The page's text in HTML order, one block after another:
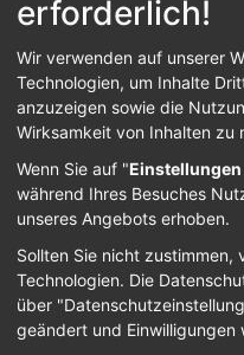
Anmelden
erforderlich!
Wir verwenden auf unserer
Technologien, um Inhalte
anzuzeigen sowie die
Wirksamkeit von Inhalten zu
Wenn Sie auf "
während Ihres Besuches
unseres Angebots erhoben.
Sollten Sie nicht
Technologien. Die
über
geändert und Einwilligungen